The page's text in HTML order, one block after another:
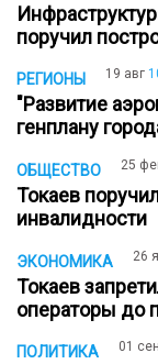
поручил
РЕГИОНЫ 19 авг
"Развитие
генплану
ОБЩЕСТВО 25
Токаев
инвалидности
ЭКОНОМИКА 26
Токаев
операторы до
ПОЛИТИКА 01 сен